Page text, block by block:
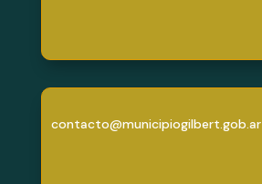
contacto@municipiogilbert.gob.ar